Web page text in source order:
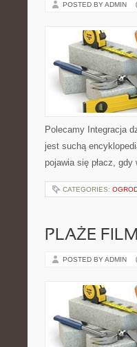
POSTED BY ADMIN
Polecamy Integracja
jest suchą
pojawia się płacz,
CATEGORIES:
PLAŻE
POSTED BY ADMIN